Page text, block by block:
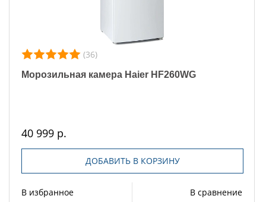
(36)
Морозильная камера Haier HF260WG
40 999 р.
ДОБАВИТЬ В КОРЗИНУ
В избранное В сравнение